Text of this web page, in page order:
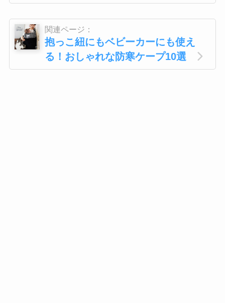
関連ページ：
抱っこ紐にもベビーカーにも使え
る！おしゃれな防寒ケープ10選